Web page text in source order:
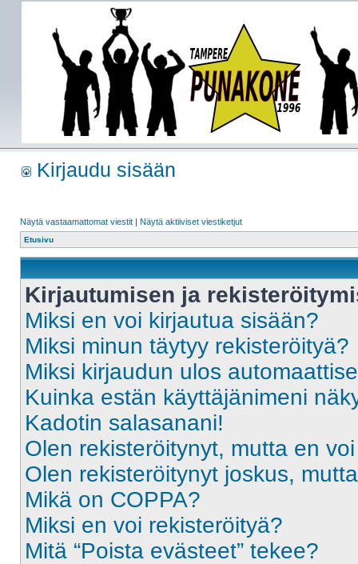
Kirjaudu sisään
Näytä vastaamattomat viestit | Näytä aktiiviset viestiketjut
Etusivu
Kirjautumisen ja
Miksi en voi kirjautua sisään?
Miksi minun täytyy rekisteröityä?
Miksi kirjaudun ulos
Kuinka estän käyttäjänimeni
Kadotin salasanani!
Olen rekisteröitynyt, mutta en
Olen rekisteröitynyt joskus,
Mikä on COPPA?
Miksi en voi rekisteröityä?
Mitä “Poista evästeet” tekee?